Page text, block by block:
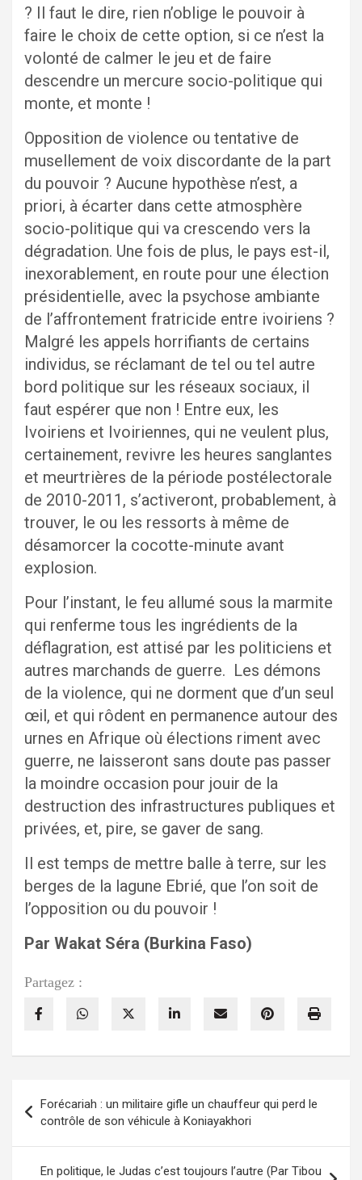
? Il faut le dire, rien n’oblige le pouvoir à
faire le choix de cette option, si ce n’est la
volonté de calmer le jeu et de faire
descendre un mercure socio-politique qui
monte, et monte !
Opposition de violence ou tentative de
musellement de voix discordante de la part
du pouvoir ? Aucune hypothèse n’est, a
priori, à écarter dans cette atmosphère
socio-politique qui va crescendo vers la
dégradation. Une fois de plus, le pays est-il,
inexorablement, en route pour une élection
présidentielle, avec la psychose ambiante
de l’affrontement fratricide entre ivoiriens ?
Malgré les appels horrifiants de certains
individus, se réclamant de tel ou tel autre
bord politique sur les réseaux sociaux, il
faut espérer que non ! Entre eux, les
Ivoiriens et Ivoiriennes, qui ne veulent plus,
certainement, revivre les heures sanglantes
et meurtrières de la période postélectorale
de 2010-2011, s’activeront, probablement, à
trouver, le ou les ressorts à même de
désamorcer la cocotte-minute avant
explosion.
Pour l’instant, le feu allumé sous la marmite
qui renferme tous les ingrédients de la
déflagration, est attisé par les politiciens et
autres marchands de guerre. Les démons
de la violence, qui ne dorment que d’un seul
œil, et qui rôdent en permanence autour des
urnes en Afrique où élections riment avec
guerre, ne laisseront sans doute pas passer
la moindre occasion pour jouir de la
destruction des infrastructures publiques et
privées, et, pire, se gaver de sang.
Il est temps de mettre balle à terre, sur les
berges de la lagune Ebrié, que l’on soit de
l’opposition ou du pouvoir !
Par Wakat Séra (Burkina Faso)
Partagez :
de
l’article
Forécariah : un militaire gifle un chauffeur qui perd le
contrôle de son véhicule à Koniayakhori
En politique, le Judas c’est toujours l’autre (Par Tibou